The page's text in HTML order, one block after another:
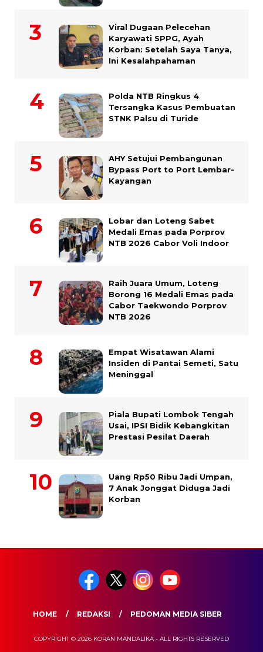
Viral Dugaan Pelecehan
Karyawati SPPG, Ayah
Korban: Setelah Saya Tanya,
Ini Kesalahpahaman
Polda NTB Ringkus 4
Tersangka Kasus Pembuatan
STNK Palsu di Turide
AHY Setujui Pembangunan
Bypass Port to Port Lembar-
Kayangan
Lobar dan Loteng Sabet
Medali Emas pada Porprov
NTB 2026 Cabor Voli Indoor
Raih Juara Umum, Loteng
Borong 16 Medali Emas pada
Cabor Taekwondo Porprov
NTB 2026
Empat Wisatawan Alami
Insiden di Pantai Semeti, Satu
Meninggal
Piala Bupati Lombok Tengah
Usai, IPSI Bidik Kebangkitan
Prestasi Pesilat Daerah
Uang Rp50 Ribu Jadi Umpan,
7 Anak Jonggat Diduga Jadi
Korban
HOME REDAKSI PEDOMAN MEDIA SIBER
COPYRIGHT © 2026 KORAN MANDALIKA - ALL RIGHTS RESERVED